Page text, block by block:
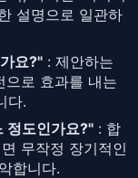
설명으로 일관하
요?" : 제안하는
으로 효과를 내는
다.
정도인가요?" : 합
무작정 장기적인
합니다.